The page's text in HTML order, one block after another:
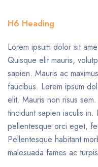
H6 Heading
Lorem ipsum dolor sit
Quisque elit mauris,
sapien. Mauris ac
faucibus. Lorem ipsum
elit. Mauris non risus
tincidunt sapien iaculis in.
pellentesque orci eget,
Pellentesque habitant
malesuada fames ac